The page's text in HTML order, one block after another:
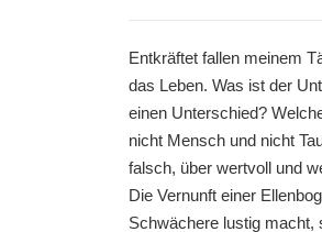
Entkräftet fallen meinem
das Leben. Was ist der
einen Unterschied?
nicht Mensch und nicht
falsch, über wertvoll und
Die Vernunft einer
Schwächere lustig macht,